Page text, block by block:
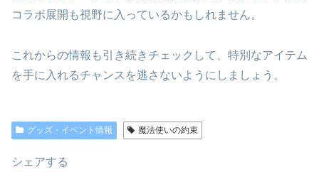
コラボ展開も視野に入っているかもしれません。
これからの情報も引き続きチェックして、特別なアイテム
を手に入れるチャンスを逃さないようにしましょう。
グッズ・イベント情報 魔法使いの約束
シェアする